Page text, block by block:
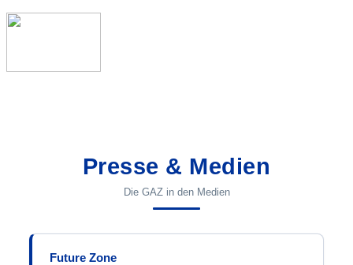
Presse & Medien
Die GAZ in den Medien
Future Zone